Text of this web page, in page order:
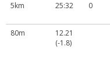
5km
25:32 0
80m
12.21
(-1.8)